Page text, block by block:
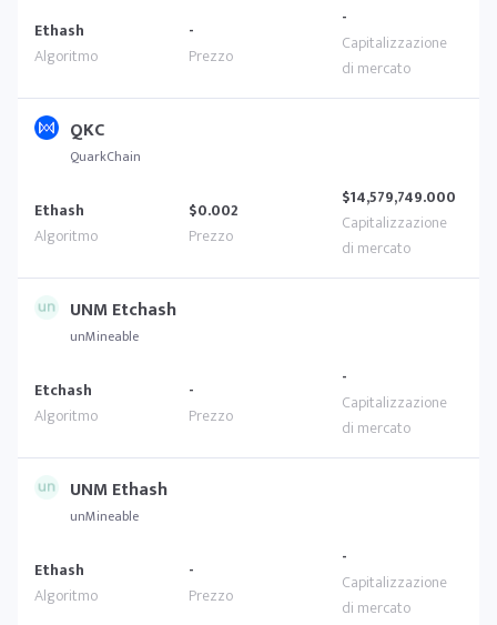
Ethash - -
QKC
QuarkChain
Ethash $0.002 $14,579,749.000
UNM Etchash
unMineable
Etchash - -
UNM Ethash
unMineable
Ethash - -